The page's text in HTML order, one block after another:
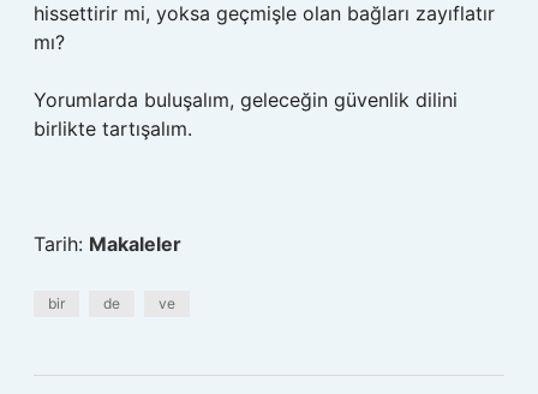
hissettirir mi, yoksa geçmişle olan bağları zayıflatır
mı?
Yorumlarda buluşalım, geleceğin güvenlik dilini
birlikte tartışalım.
Tarih: Makaleler
bir de ve